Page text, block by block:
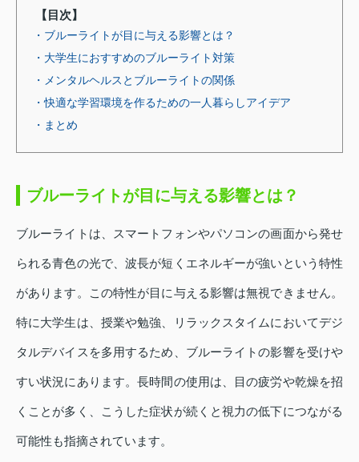
【目次】
・ブルーライトが目に与える影響とは？
・大学生におすすめのブルーライト対策
・メンタルヘルスとブルーライトの関係
・快適な学習環境を作るための一人暮らしアイデア
・まとめ
ブルーライトが目に与える影響とは？
ブルーライトは、スマートフォンやパソコンの画面から発せ
られる青色の光で、波長が短くエネルギーが強いという特性
があります。この特性が目に与える影響は無視できません。
特に大学生は、授業や勉強、リラックスタイムにおいてデジ
タルデバイスを多用するため、ブルーライトの影響を受けや
すい状況にあります。長時間の使用は、目の疲労や乾燥を招
くことが多く、こうした症状が続くと視力の低下につながる
可能性も指摘されています。